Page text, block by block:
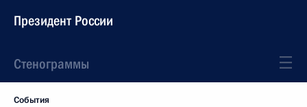
Президент России
Стенограммы
События